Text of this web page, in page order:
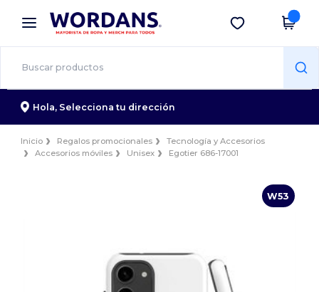
× App de Wordans
¡Mejores precios en app!
Descargar app
Hola, Selecciona tu dirección
Inicio Regalos promocionales
Tecnología y Accesorios
Accesorios móviles
Unisex Egotier 686-17001
W53